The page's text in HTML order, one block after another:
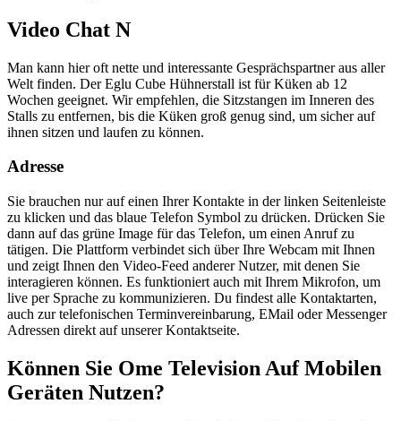
Video Chat N
Man kann hier oft nette und interessante Gesprächspartner aus aller
Welt finden. Der Eglu Cube Hühnerstall ist für Küken ab 12
Wochen geeignet. Wir empfehlen, die Sitzstangen im Inneren des
Stalls zu entfernen, bis die Küken groß genug sind, um sicher auf
ihnen sitzen und laufen zu können.
Adresse
Sie brauchen nur auf einen Ihrer Kontakte in der linken Seitenleiste
zu klicken und das blaue Telefon Symbol zu drücken. Drücken Sie
dann auf das grüne Image für das Telefon, um einen Anruf zu
tätigen. Die Plattform verbindet sich über Ihre Webcam mit Ihnen
und zeigt Ihnen den Video-Feed anderer Nutzer, mit denen Sie
interagieren können. Es funktioniert auch mit Ihrem Mikrofon, um
live per Sprache zu kommunizieren. Du findest alle Kontaktarten,
auch zur telefonischen Terminvereinbarung, EMail oder Messenger
Adressen direkt auf unserer Kontaktseite.
Können Sie Ome Television Auf Mobilen
Geräten Nutzen?